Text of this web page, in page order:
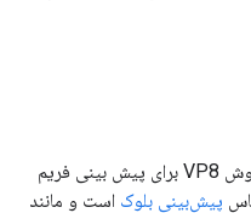
فشرده سازی با اتلاف WebP از همان روش VP8 برای پیش بینی فریم
پیش‌بینی بلوک است و مانند